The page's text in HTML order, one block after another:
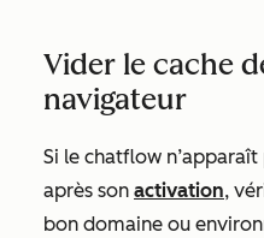
Vider le cache
navigateur
Si le chatflow
après son activation,
bon domaine ou